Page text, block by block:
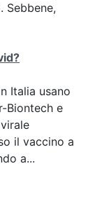
Sebbene,
Italia usano
Biontech e
il vaccino a
a...